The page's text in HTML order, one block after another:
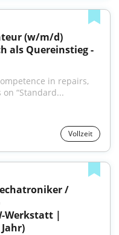
(w/m/d)
als Quereinstieg -
in repairs,
“Standard...
Vollzeit
/
Werkstatt |